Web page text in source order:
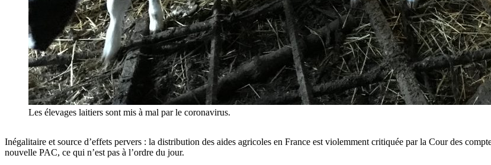
Les élevages laitiers sont mis à mal par le coronavirus.
Inégalitaire et source d’effets pervers : la distribution des aides agricoles en France est violemment critiquée par la Cour des
nouvelle PAC, ce qui n’est pas à l’ordre du jour.